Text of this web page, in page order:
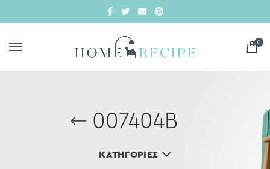
0
007404Β
ΚΑΤΗΓΟΡΊΕΣ